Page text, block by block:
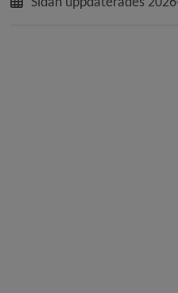
om bygglov för
synpunkter på